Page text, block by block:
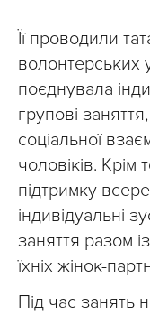
Її проводили
волонтерських
поєднувала
групові
соціальної
чоловіків.
підтримку
індивідуальні
заняття разом
їхніх жінок-
Під час занять